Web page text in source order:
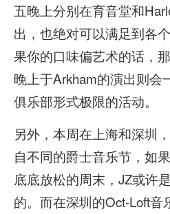
五晚上分别在育音堂和
出，也绝对可以满足到各
果你的口味偏艺术的话，
晚上于Arkham的演出则会
俱乐部形式极限的活动。
另外，本周在上海和深圳
自不同的爵士音乐节，如
底底放松的周末，JZ或许
的。而在深圳的Oct-Loft